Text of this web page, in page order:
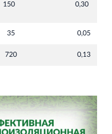
150 0,30
35 0,05
720 0,13